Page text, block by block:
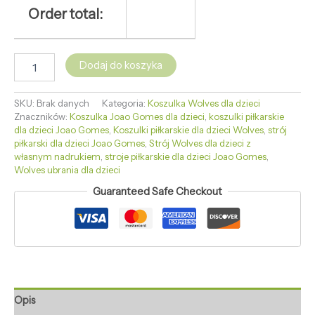
Order total:
Dodaj do koszyka
SKU: Brak danych Kategoria: Koszulka Wolves dla dzieci
Znaczników: Koszulka Joao Gomes dla dzieci, koszulki piłkarskie
dla dzieci Joao Gomes, Koszulki piłkarskie dla dzieci Wolves, strój
piłkarski dla dzieci Joao Gomes, Strój Wolves dla dzieci z
własnym nadrukiem, stroje piłkarskie dla dzieci Joao Gomes,
Wolves ubrania dla dzieci
Guaranteed Safe Checkout
Opis